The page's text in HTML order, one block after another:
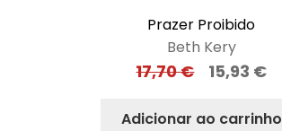
Prazer Proibido
Beth Kery
17,70€ 15,93 €
Adicionar ao carrinho